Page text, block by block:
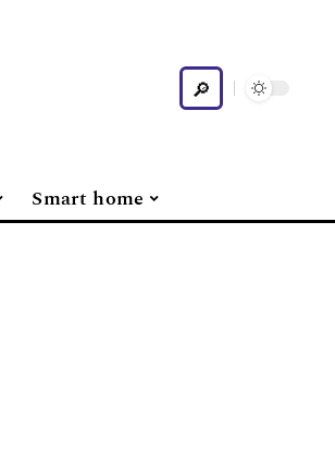
Smart home